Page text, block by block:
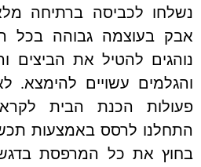
נשלחו לכביסה ברתיחה
אבק בעוצמה גבוהה בכל
נוהגים להטיל את הביצים
והגלמים עשויים להימצא.
פעולות הכנת הבית
התחלנו לרסס באמצעות
בחוץ את כל המרפסת